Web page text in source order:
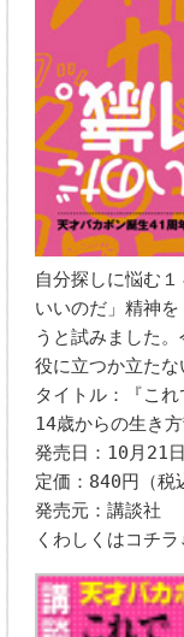
自分探しに悩む
いいのだ」精神
うと試みました。
役に立つか立たな
タイトル：『こ
14歳からの生き方
発売日：10月21日
定価：840円（税
発売元：講談社
くわしくはコチラ